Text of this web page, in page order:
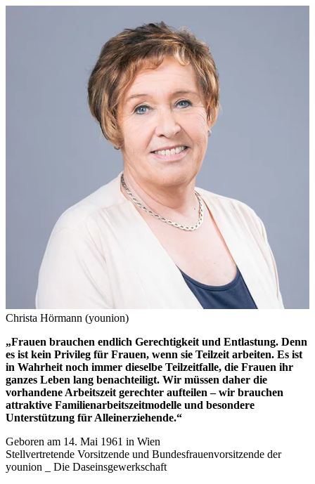
Christa Hörmann (younion)
„Frauen brauchen endlich Gerechtigkeit und Entlastung. Denn
es ist kein Privileg für Frauen, wenn sie Teilzeit arbeiten. Es ist
in Wahrheit noch immer dieselbe Teilzeitfalle, die Frauen ihr
ganzes Leben lang benachteiligt. Wir müssen daher die
vorhandene Arbeitszeit gerechter aufteilen – wir brauchen
attraktive Familienarbeitszeitmodelle und besondere
Unterstützung für Alleinerziehende.“
Geboren am 14. Mai 1961 in Wien
Stellvertretende Vorsitzende und Bundesfrauenvorsitzende der
younion _ Die Daseinsgewerkschaft